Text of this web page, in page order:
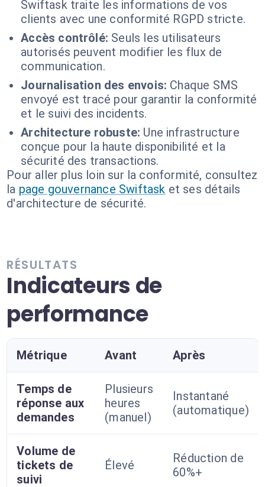
Swiftask traite les informations de vos
clients avec une conformité RGPD stricte.
Accès contrôlé: Seuls les utilisateurs
autorisés peuvent modifier les flux de
communication.
Journalisation des envois: Chaque SMS
envoyé est tracé pour garantir la conformité
et le suivi des incidents.
Architecture robuste: Une infrastructure
conçue pour la haute disponibilité et la
sécurité des transactions.
Pour aller plus loin sur la conformité, consultez
la page gouvernance Swiftask et ses détails
d'architecture de sécurité.
RÉSULTATS
Indicateurs de
performance
Métrique Avant Après
Temps de
réponse aux
demandes
Plusieurs
heures
(manuel)
Instantané
(automatique)
Volume de
tickets de
suivi
Élevé
Réduction de
60%+